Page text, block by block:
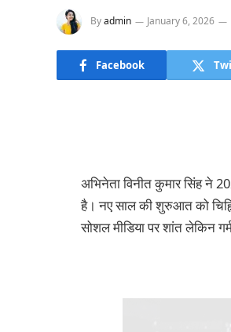
Byadmin January 6, 2026
Facebook
अभिनेता विनीत कुमार सिंह ने
है। नए साल की शुरुआत को
सोशल मीडिया पर शांत लेकिन